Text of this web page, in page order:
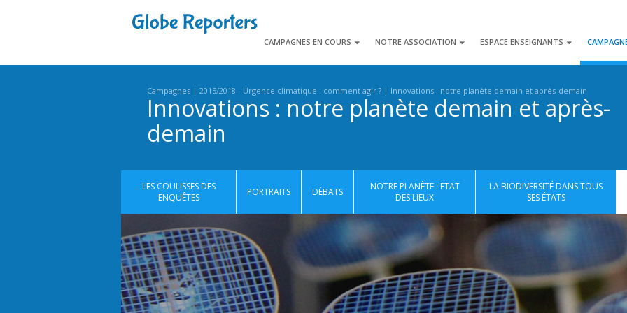
CAMPAGNES EN COURS NOTRE ASSOCIATION ESPACE ENSEIGNANTS
Campagnes 2015/2018 - Urgence climatique : comment agir ? Innovations : notre planète demain et après-demain
Innovations : notre planète demain et après-
demain
LES COULISSES DES
ENQUÊTES
PORTRAITS DÉBATS
NOTRE PLANÈTE : ETAT
DES LIEUX
LA BIODIVERSITÉ DANS TOUS
SES ÉTATS